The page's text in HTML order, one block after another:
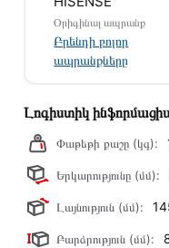
կատարվում է 14 օրվա
Օրիգինալ ապրանք
Բրենդի բոլոր
ապրանքները
Լոգիստիկ
Փաթեթի քաշը (կգ):
Երկարությունը (մմ):
Լայնություն (մմ):
Բարձրություն (մմ):